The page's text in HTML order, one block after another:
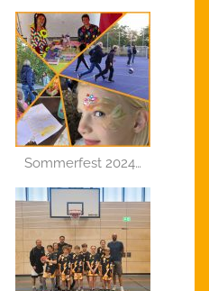
Sommerfest 2024…